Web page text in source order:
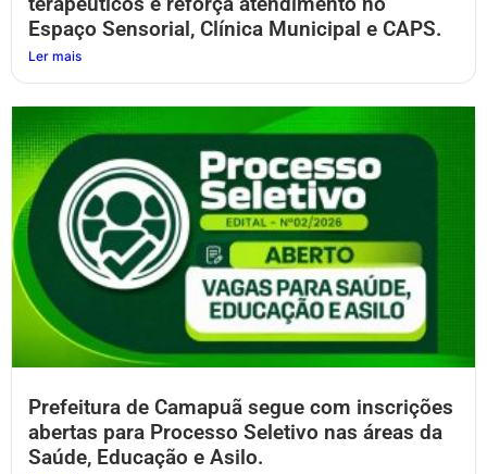
Espaço Sensorial, Clínica Municipal e CAPS.
Ler mais
Prefeitura de Camapuã segue com inscrições
abertas para Processo Seletivo nas áreas da
Saúde, Educação e Asilo.